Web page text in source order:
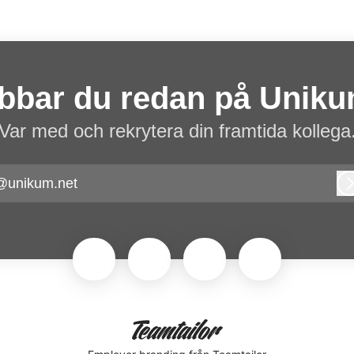
du redan på
med och rekrytera din framtida kollega.